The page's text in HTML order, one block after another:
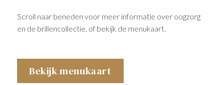
Scroll naar beneden voor meer informatie over oogzorg
en de brillencollectie, of bekijk de menukaart.
Bekijk menukaart